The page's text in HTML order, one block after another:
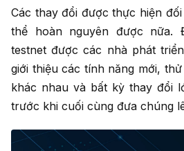
Các thay đổi được thực hiện
thể hoàn nguyên được
testnet được các nhà phát
giới thiệu các tính năng mới,
khác nhau và bất kỳ thay đổi
trước khi cuối cùng đưa chúng